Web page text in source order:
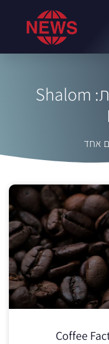
מאמרים בנושא תגית: Shalom
אחד
Coffee